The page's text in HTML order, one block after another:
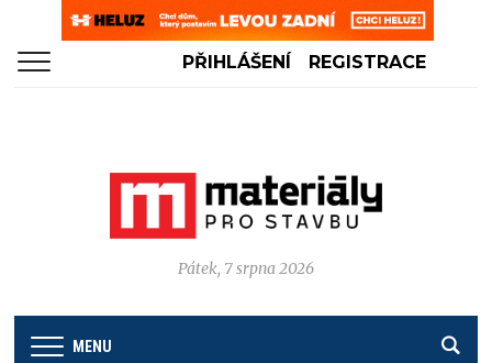
PŘIHLÁŠENÍ REGISTRACE
Pátek, 7 srpna 2026
MENU